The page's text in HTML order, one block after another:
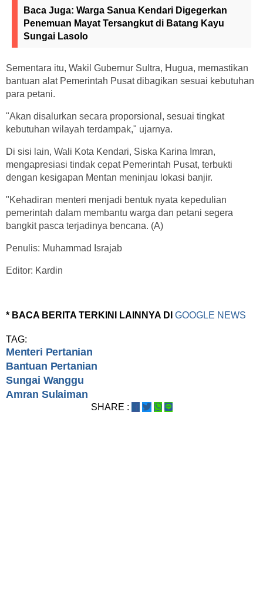
Baca Juga: Warga Sanua Kendari Digegerkan
Penemuan Mayat Tersangkut di Batang Kayu
Sungai Lasolo
Sementara itu, Wakil Gubernur Sultra, Hugua, memastikan
bantuan alat Pemerintah Pusat dibagikan sesuai kebutuhan
para petani.
"Akan disalurkan secara proporsional, sesuai tingkat
kebutuhan wilayah terdampak," ujarnya.
Di sisi lain, Wali Kota Kendari, Siska Karina Imran,
mengapresiasi tindak cepat Pemerintah Pusat, terbukti
dengan kesigapan Mentan meninjau lokasi banjir.
"Kehadiran menteri menjadi bentuk nyata kepedulian
pemerintah dalam membantu warga dan petani segera
bangkit pasca terjadinya bencana. (A)
Penulis: Muhammad Israjab
Editor: Kardin
* BACA BERITA TERKINI LAINNYA DI GOOGLE NEWS
TAG:
Menteri Pertanian
Bantuan Pertanian
Sungai Wanggu
Amran Sulaiman
SHARE :